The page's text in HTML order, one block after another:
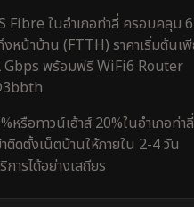
Fibre ในอำเภอท่าลี่ ครอบคลุม 6
หน้าบ้าน (FTTH) ราคาเริ่มต้นเ
Gbps พร้อมฟรี WiFi6 Router
หรือทาวน์เฮ้าส์ 20%ในอำเภอท่าลี่
ดตั้งเน็ตบ้านให้ภายใน 2-4 วัน
การได้อย่างเสถียร